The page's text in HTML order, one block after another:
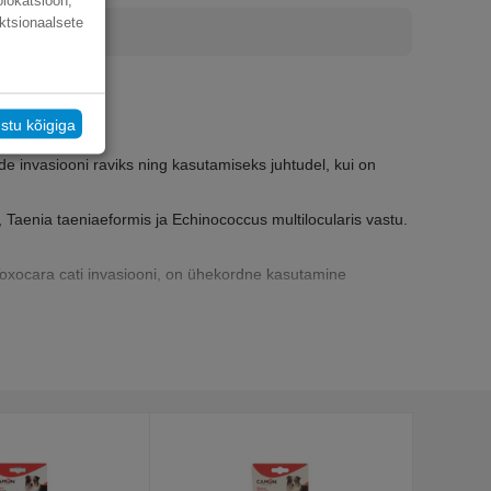
invasiooni raviks ning kasutamiseks juhtudel, kui on
taeniaeformis ja Echinococcus multilocularis vastu.
cati invasiooni, on ühekordne kasutamine
glütseriin, piimhape.
kõigiga